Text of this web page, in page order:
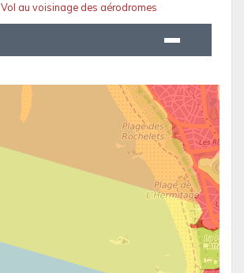
Vol au voisinage des aérodromes